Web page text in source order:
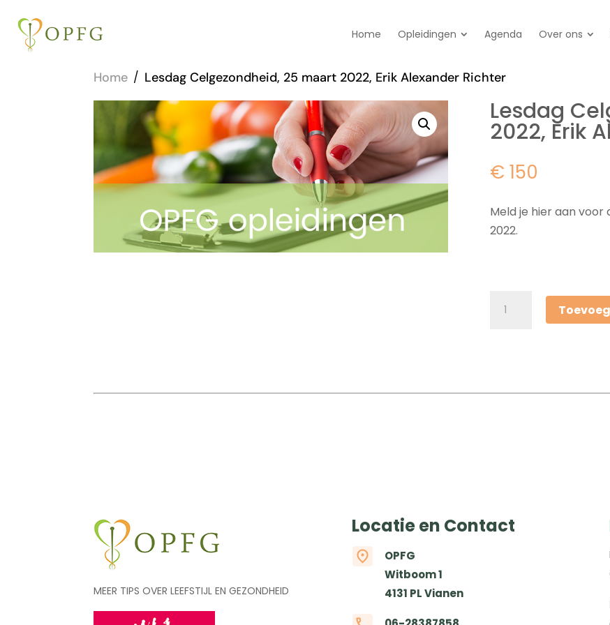
Home Opleidingen Agenda Over ons
Home / Lesdag Celgezondheid, 25 maart 2022, Erik Alexander Richter
Lesdag
2022, Erik
€ 150
Meld je hier aan
2022.
Celgezondheid,
Erik
MEER TIPS OVER LEEFSTIJL EN GEZONDHEID
Locatie en Contact
OPFG
Witboom 1
4131 PL Vianen